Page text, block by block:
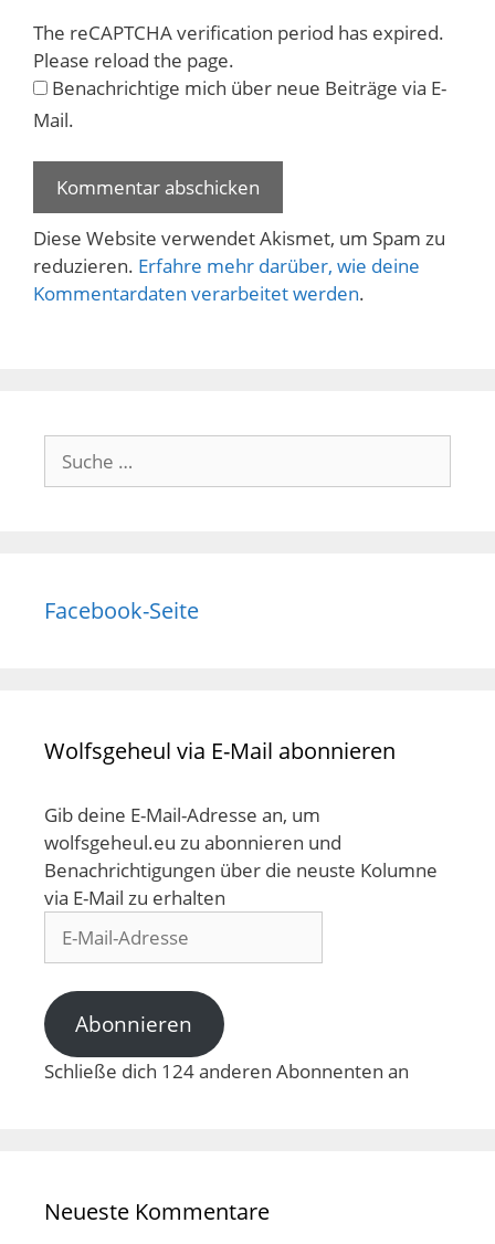
The reCAPTCHA verification period has expired.
Please reload the page.
Benachrichtige mich über neue Beiträge via E-
Mail.
Diese Website verwendet Akismet, um Spam zu
reduzieren. Erfahre mehr darüber, wie deine
Kommentardaten verarbeitet werden.
Suche
nach:
Facebook-Seite
Wolfsgeheul via E-Mail abonnieren
Gib deine E-Mail-Adresse an, um
wolfsgeheul.eu zu abonnieren und
Benachrichtigungen über die neuste Kolumne
via E-Mail zu erhalten
Mail-
Abonnieren
Schließe dich 124 anderen Abonnenten an
Neueste Kommentare